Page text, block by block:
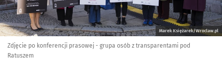
Marek Księżarek/Wroclaw.pl
Zdjęcie po konferencji prasowej - grupa osób z transparentami pod
Ratuszem